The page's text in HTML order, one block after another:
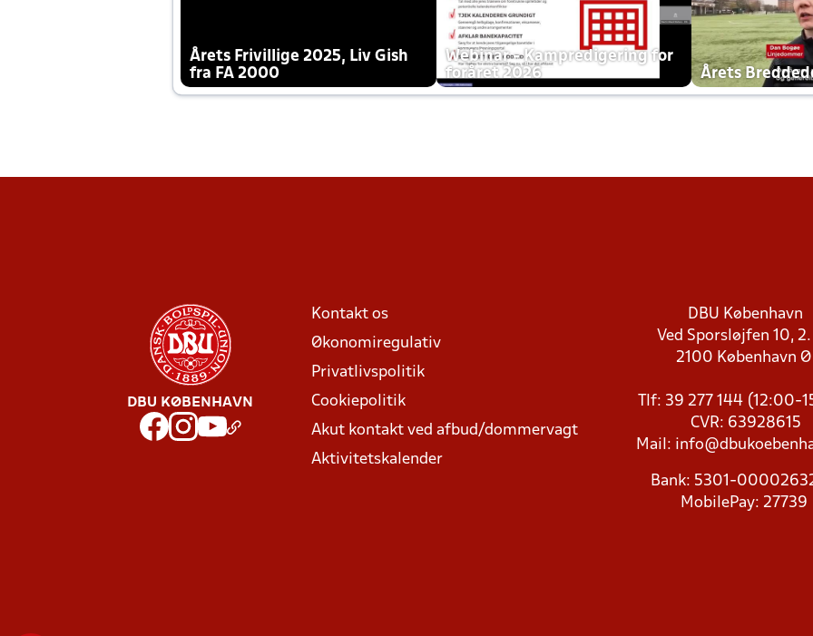
Årets Frivillige 2025, Liv Gish
fra FA 2000
Webinar - Kampredigering for
foråret 2026
Årets
DBU KØBENHAVN
Kontakt os
Økonomiregulativ
Privatlivspolitik
Cookiepolitik
Akut kontakt ved afbud/dommervagt
Aktivitetskalender
DBU København
Ved Sporsløjfen 10, 2.
2100 København Ø
Tlf: 39 277 144 (12:00-
CVR: 63928615
Mail:
Bank: 5301-
MobilePay: 27739